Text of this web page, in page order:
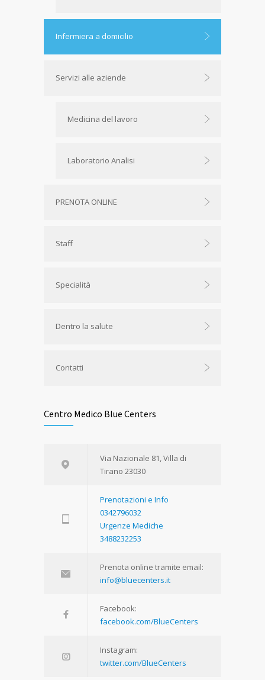
Infermiera a domicilio
Servizi alle aziende
Medicina del lavoro
Laboratorio Analisi
PRENOTA ONLINE
Staff
Specialità
Dentro la salute
Contatti
Centro Medico Blue Centers
Via Nazionale 81, Villa di
Tirano 23030
Prenotazioni e Info
0342796032
Urgenze Mediche
3488232253
Prenota online tramite email:
info@bluecenters.it
Facebook:
facebook.com/BlueCenters
Instagram:
twitter.com/BlueCenters